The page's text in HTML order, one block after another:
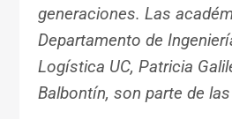
generaciones. Las
Departamento de
Logística UC, Patricia
Balbontín, son parte de las